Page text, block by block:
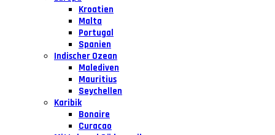
Kroatien
Malta
Portugal
Spanien
Indischer Ozean
Malediven
Mauritius
Seychellen
Karibik
Bonaire
Curacao